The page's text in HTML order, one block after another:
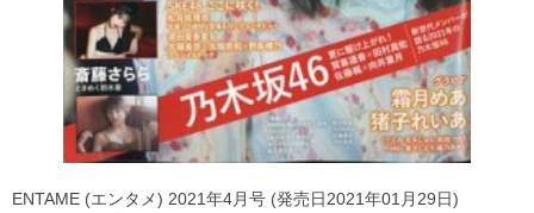
ENTAME (エンタメ) 2021年4月号 (発売日2021年01月29日)